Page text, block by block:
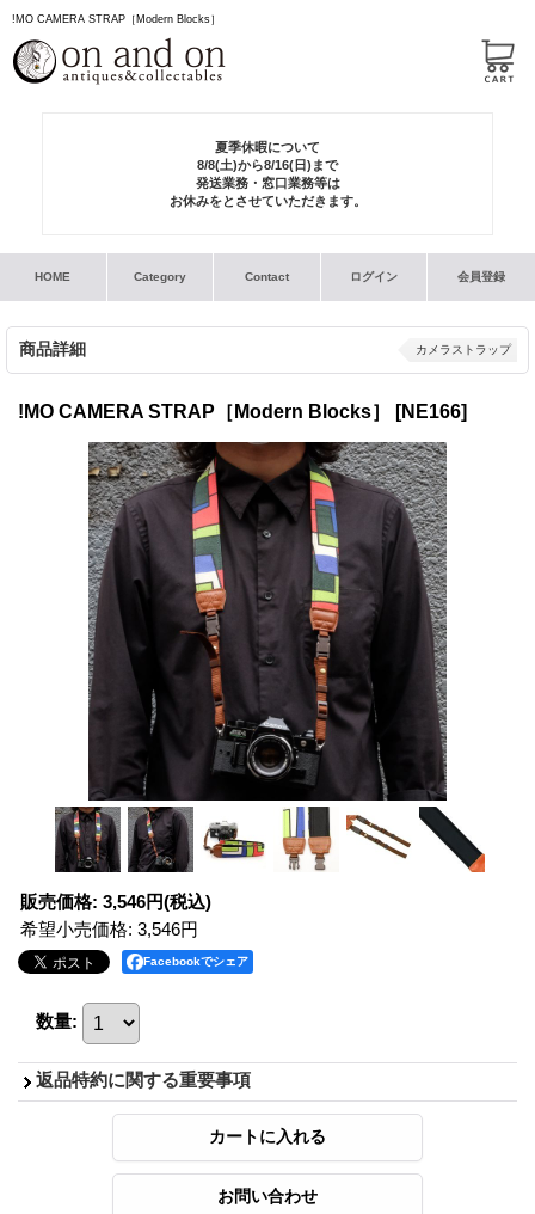
!MO CAMERA STRAP［Modern Blocks］
夏季休暇について
8/8(土)から8/16(日)まで
発送業務・窓口業務等は
お休みをとさせていただきます。
HOME Category Contact ログイン 会員登録
商品詳細 カメラストラップ
!MO CAMERA STRAP［Modern Blocks］ [NE166]
販売価格: 3,546円(税込)
希望小売価格: 3,546円
Facebookでシェア
数量:
返品特約に関する重要事項